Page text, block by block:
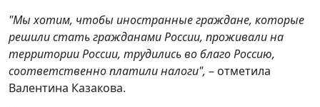
"Мы хотим, чтобы иностранные граждане, которые
решили стать гражданами России, проживали на
территории России, трудились во благо Россию,
соответственно платили налоги", – отметила
Валентина Казакова.